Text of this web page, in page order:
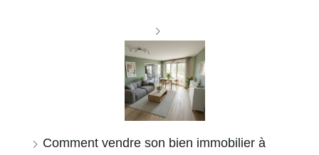
Comment vendre son bien immobilier à